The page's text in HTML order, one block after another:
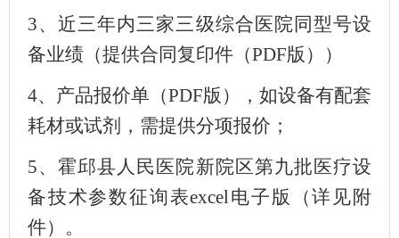
3、近三年内三家三级综合医院同型号设
备业绩（提供合同复印件（PDF版）
）
4、产品报价单（PDF版），如设备有配套
耗材或试剂，需提供分项报价；
5、霍邱县人民医院新院区第九批医疗设
备技术参数征询表excel电子版（详见附
件）。